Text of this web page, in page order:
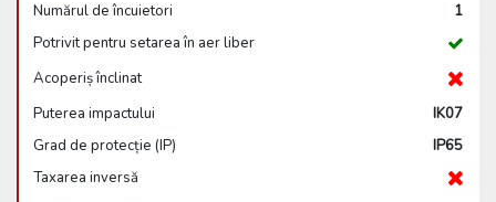
Numărul de încuietori
1
Potrivit pentru setarea în aer liber
Acoperiș înclinat
Puterea impactului
IK07
Grad de protecție (IP)
IP65
Taxarea inversă